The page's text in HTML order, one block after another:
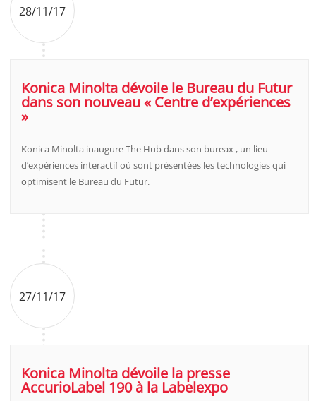
28/11/17
Konica Minolta dévoile le Bureau du Futur
dans son nouveau « Centre d’expériences
»
Konica Minolta inaugure The Hub dans son bureax , un lieu
d’expériences interactif où sont présentées les technologies qui
optimisent le Bureau du Futur.
27/11/17
Konica Minolta dévoile la presse
AccurioLabel 190 à la Labelexpo